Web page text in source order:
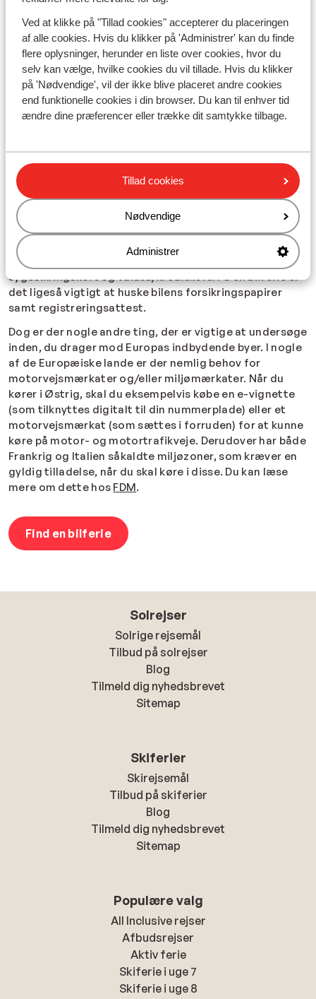
Ved at klikke på "Tillad cookies" accepterer du placeringen
af alle cookies. Hvis du klikker på 'Administrer' kan du finde
flere oplysninger, herunder en liste over cookies, hvor du
selv kan vælge, hvilke cookies du vil tillade. Hvis du klikker
på 'Nødvendige', vil der ikke blive placeret andre cookies
end funktionelle cookies i din browser. Du kan til enhver tid
ændre dine præferencer eller trække dit samtykke tilbage.
Tillad cookies
Nødvendige
Administrer
Når du booker din bilferie med Sunweb, kan du stole på,
at vi tager os af detaljerne, så du kan fokusere på den
ultimative køreoplevelse. Vores skræddersyede pakker
sikrer, at din kør-selv ferie bliver en problemfri rejse
fyldt med uforglemmelige øjeblikke. Uanset om du
søger kulturelle oplevelser, gastronomiske eventyr eller
Hvad skal man huske på kør-selv ferie?
Når du vælger at tage på bilferie i Europa, er der nogle
ting, som du skal være opmærksom på. Specielt når du
skal krydse flere landegrænser på din ferie. På en kør-
selv ferie skal du, ligesom en hver anden rejse, selvsagt
huske dit pas, rejsepapirer, kørekort, det blå
sygesikringskort og valuta/kreditkort. På en bilferie er
det ligeså vigtigt at huske bilens forsikringspapirer
samt registreringsattest.
Dog er der nogle andre ting, der er vigtige at undersøge
inden, du drager mod Europas indbydende byer. I nogle
af de Europæiske lande er der nemlig behov for
motorvejsmærkater og/eller miljømærkater. Når du
kører i Østrig, skal du eksempelvis købe en e-vignette
(som tilknyttes digitalt til din nummerplade) eller et
motorvejsmærkat (som sættes i forruden) for at kunne
køre på motor- og motortrafikveje. Derudover har både
Frankrig og Italien såkaldte miljøzoner, som kræver en
gyldig tilladelse, når du skal køre i disse. Du kan læse
mere om dette hos FDM.
Find en bilferie
Solrejser
Solrige rejsemål
Tilbud på solrejser
Blog
Tilmeld dig nyhedsbrevet
Sitemap
Skiferier
Skirejsemål
Tilbud på skiferier
Blog
Tilmeld dig nyhedsbrevet
Sitemap
Populære valg
All Inclusive rejser
Afbudsrejser
Aktiv ferie
Skiferie i uge 7
Skiferie i uge 8